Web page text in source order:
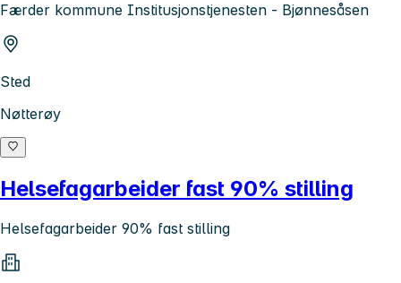
Færder kommune Institusjonstjenesten - Bjønnesåsen
Sted
Nøtterøy
Helsefagarbeider fast 90% stilling
Helsefagarbeider 90% fast stilling